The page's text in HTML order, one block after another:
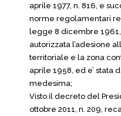
aprile 1977, n. 816, e
norme regolamentari
legge 8 dicembre 1961,
autorizzata l’adesione
territoriale e la zona
aprile 1958, ed e’ stata
medesima;
Visto il decreto del
ottobre 2011, n. 209,